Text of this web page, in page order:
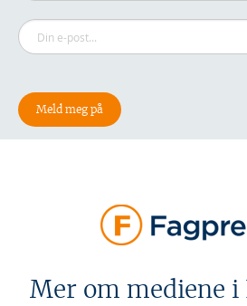
Mer om mediene i